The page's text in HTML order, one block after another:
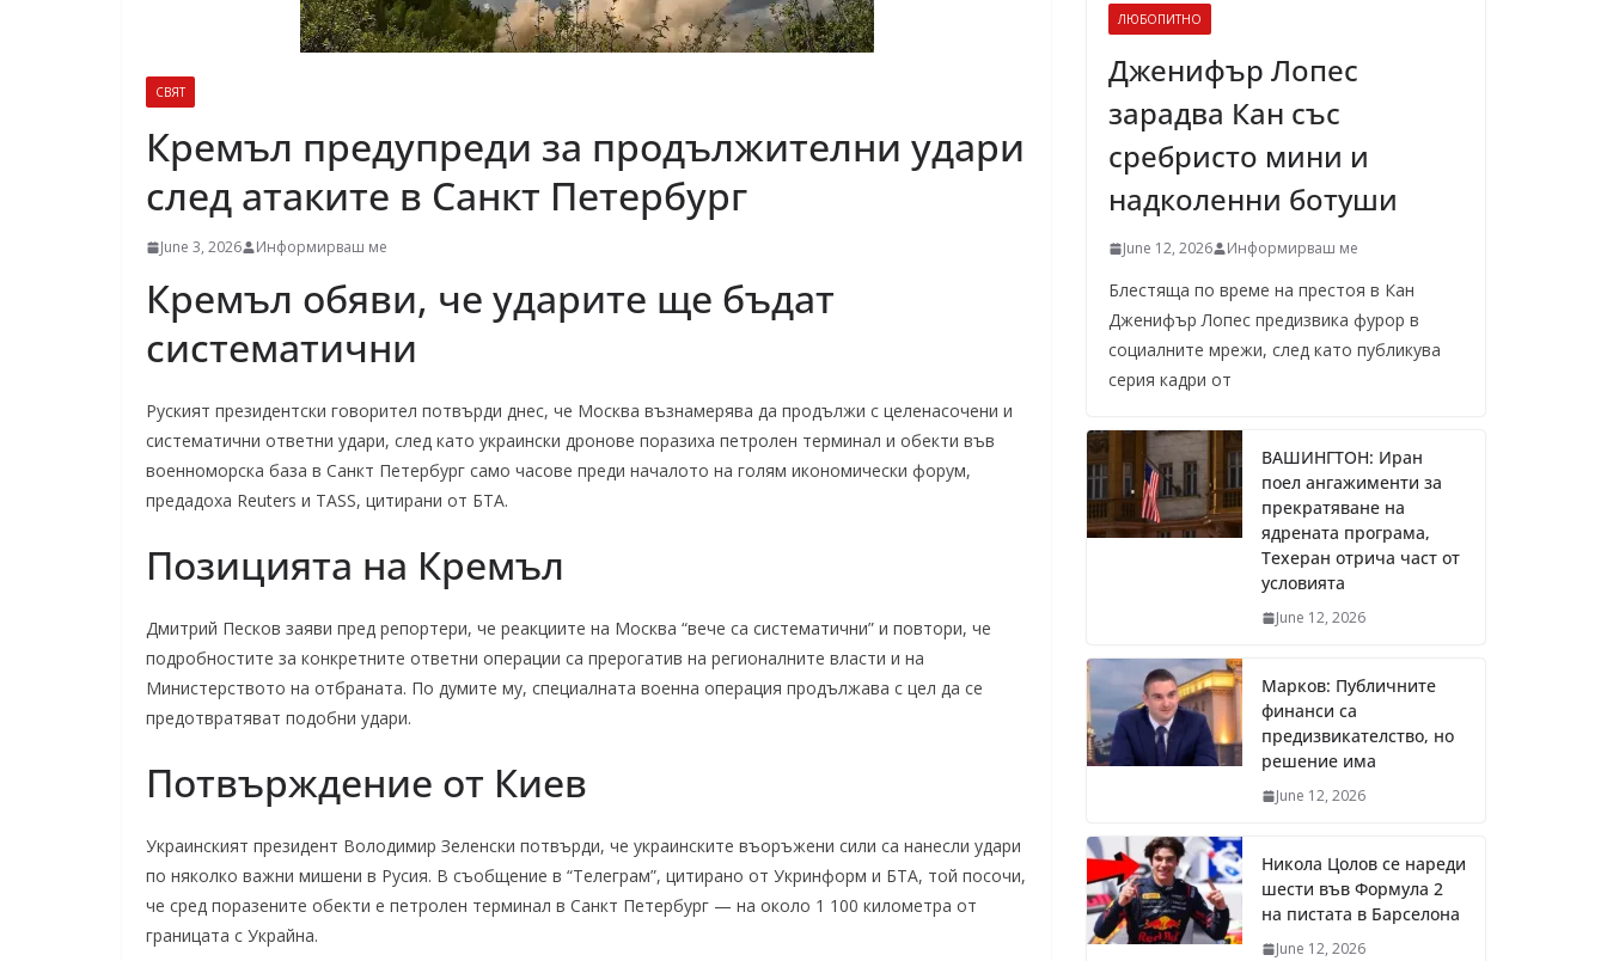
СВЯТ
Кремъл предупреди за продължителни удари
след атаките в Санкт Петербург
June 3, 2026 Информирваш ме
Кремъл обяви, че ударите ще бъдат
систематични
Руският президентски говорител потвърди днес, че Москва възнамерява да продължи с целенасочени и
систематични ответни удари, след като украински дронове поразиха петролен терминал и обекти във
военноморска база в Санкт Петербург само часове преди началото на голям икономически форум,
предадоха Reuters и TASS, цитирани от БТА.
Позицията на Кремъл
Дмитрий Песков заяви пред репортери, че реакциите на Москва “вече са систематични” и повтори, че
подробностите за конкретните ответни операции са прерогатив на регионалните власти и на
Министерството на отбраната. По думите му, специалната военна операция продължава с цел да се
предотвратяват подобни удари.
Потвърждение от Киев
Украинският президент Володимир Зеленски потвърди, че украинските въоръжени сили са нанесли удари
по няколко важни мишени в Русия. В съобщение в “Телеграм”, цитирано от Укринформ и БТА, той посочи,
че сред поразените обекти е петролен терминал в Санкт Петербург — на около 1 100 километра от
границата с Украйна.
ЛЮБОПИТНО
Дженифър Лопес
зарадва Кан със
сребристо мини и
надколенни ботуши
June 12, 2026 Информирваш ме
Блестяща по време на престоя в Кан
Дженифър Лопес предизвика фурор в
социалните мрежи, след като публикува
серия кадри от
ВАШИНГТОН: Иран
поел ангажименти за
прекратяване на
ядрената програма,
Техеран отрича част от
условията
June 12, 2026
Марков: Публичните
финанси са
предизвикателство, но
решение има
June 12, 2026
Никола Цолов се нареди
шести във Формула 2
на пистата в Барселона
June 12, 2026